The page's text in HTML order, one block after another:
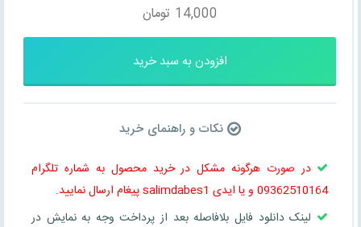
14,000 تومان
افزودن به سبد خرید
نکات و راهنمای خرید
در صورت هرگونه مشکل در خرید محصول به شماره تلگرام
09362510164 و یا ایدی salimdabes1 پیغام ارسال نمایید.
لینک دانلود فایل بلافاصله بعد از پرداخت وجه به نمایش در